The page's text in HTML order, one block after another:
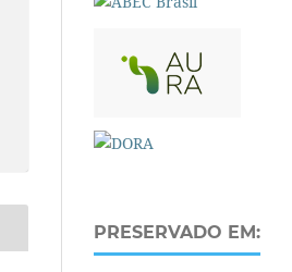
PRESERVADO EM: